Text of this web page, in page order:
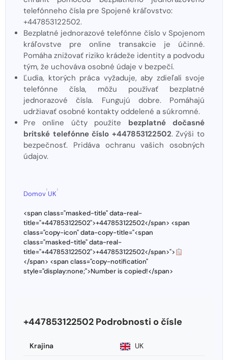
telefónneho čísla pre Spojené kráľovstvo:
+447853122502.
Bezplatné jednorazové telefónne číslo v Spojenom
kráľovstve pre online transakcie je účinné.
Pomáha znižovať riziko krádeže identity a podvodu
tým, že uchováva osobné údaje v bezpečí.
Ľudia, ktorých práca vyžaduje, aby zdieľali svoje
telefónne čísla, môžu používať bezplatné
jednorazové čísla. Fungujú dobre. Pomáhajú
udržiavať osobné kontakty oddelené a súkromné.
Pre online účty použite bezplatné dočasné
britské telefónne číslo +447853122502. Zvýši to
bezpečnosť. Pridáva ochranu vašich osobných
údajov.
Domov
›
UK
›
<span class="masked-title" data-real-
title="+447853122502">+447853122502</span> <span
class="copy-icon" data-copy-title="<span
class="masked-title" data-real-
title="+447853122502">+447853122502</span>">
</span> <span class="copy-notification"
style="display:none;">Number is copied!</span>
+447853122502 Podrobnosti o čísle
Krajina UK